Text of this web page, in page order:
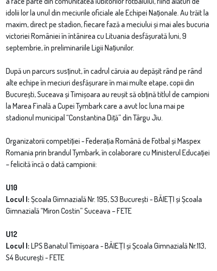
idolii lor la unul din meciurile oficiale ale Echipei Naționale. Au trăit la
maxim, direct pe stadion, fiecare fază a meciului și mai ales bucuria
victoriei României în întânirea cu Lituania desfășurată luni, 9
septembrie, în preliminariile Ligii Națiunilor.
După un parcurs susținut, în cadrul căruia au depășit rând pe rând
alte echipe în meciuri desfășurare în mai multe etape, copii din
București, Suceava și Timișoara au reușit să obțină titlul de campioni
la Marea Finală a Cupei Tymbark care a avut loc luna mai pe
stadionul municipal “Constantina Diță” din Târgu Jiu.
Organizatorii competiției - Federația Română de Fotbal și Maspex
Romania prin brandul Tymbark, în colaborare cu Ministerul Educației
– felicită încă o dată campionii:
U10
Locul I: Școala Gimnazială Nr. 195, S3 București - BĂIEȚI și Școala
Gimnazială “Miron Costin” Suceava – FETE
U12
Locul I: LPS Banatul Timișoara - BĂIEȚI și Școala Gimnazială Nr.113,
S4 București - FETE